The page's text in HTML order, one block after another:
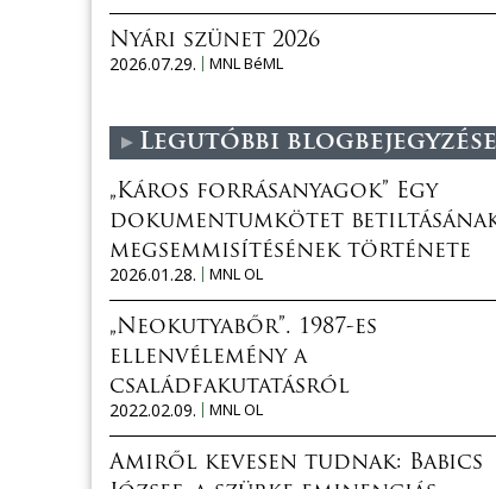
Nyári szünet 2026
2026.07.29.
MNL BéML
Legutóbbi
„Káros forrásanyagok” Egy
dokumentumkötet
megsemmisítésének története
2026.01.28.
MNL OL
„Neokutyabőr”. 1987-es
ellenvélemény a
családfakutatásról
2022.02.09.
MNL OL
Amiről kevesen tudnak: Babics